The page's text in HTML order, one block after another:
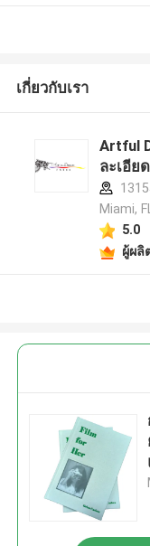
เกี่ยวกับเรา
Artful
ละเอีย
Miami,
5.0
ผู้ผลิ